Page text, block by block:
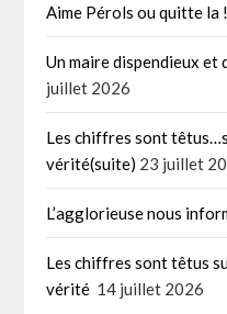
Aime Pérols ou quitte la !
Un maire dispendieux et
juillet 2026
Les chiffres sont
vérité(suite) 23 juillet
L’agglorieuse nous
Les chiffres sont têtus
vérité 14 juillet 2026